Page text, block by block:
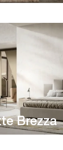
Brezza